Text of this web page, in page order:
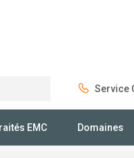
Service
EMC Domaines